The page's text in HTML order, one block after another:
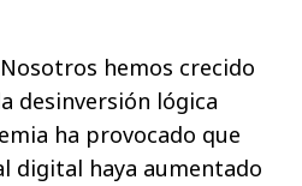
hemos crecido
desinversión lógica
ha provocado que
digital haya aumentado